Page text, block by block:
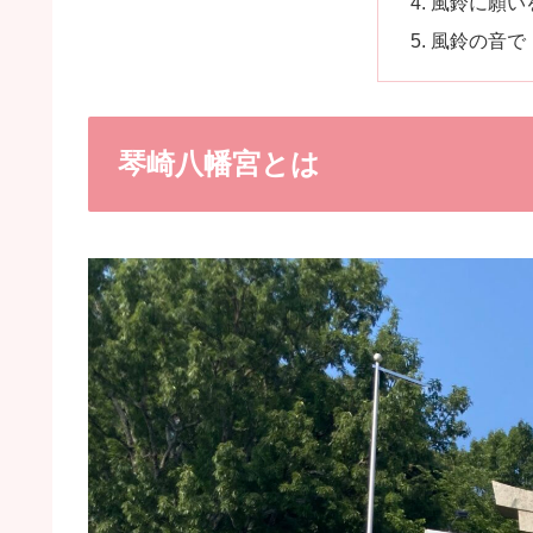
風鈴の音で
琴崎八幡宮とは